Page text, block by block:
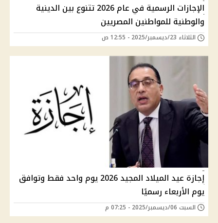
الإجازات الرسمية في عام 2026 تتنوع بين الدينية
والوطنية للمواطنين المصريين
الثلاثاء 23/ديسمبر/2025 - 12:55 ص
إجازة عيد الميلاد المجيد 2026 يوم واحد فقط وتوافق
يوم الأربعاء رسميًا
السبت 06/ديسمبر/2025 - 07:25 م